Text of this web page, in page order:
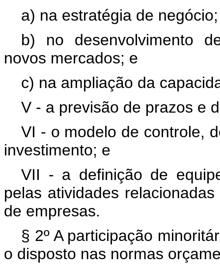
a) na estratégia de negócio;
b) no desenvolvimento
novos mercados; e
c) na ampliação da
V - a previsão de prazos e
VI - o modelo de controle,
investimento; e
VII - a definição de
pelas atividades
de empresas.
§ 2º A participação
o disposto nas normas